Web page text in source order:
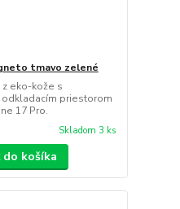
tmavo zelené
eko-kože s
odkladacím priestorom
17 Pro.
Skladom 3 ks
do košíka